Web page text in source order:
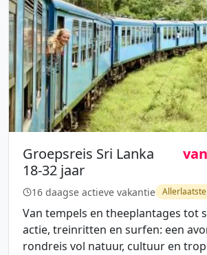
Groepsreis Sri Lanka
18-32 jaar
16 daagse actieve vakantie
Van tempels en theeplantages tot
actie, treinritten en surfen: een
rondreis vol natuur, cultuur en